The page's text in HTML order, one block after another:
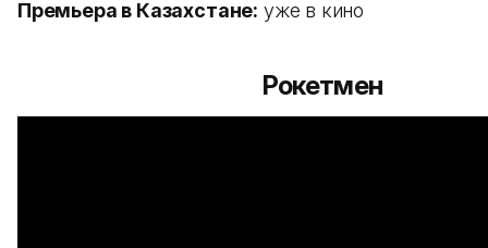
Премьера в Казахстане: уже в кино
Рокетмен